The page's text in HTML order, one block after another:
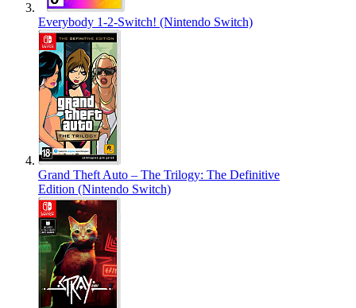
Everybody 1-2-Switch! (Nintendo Switch)
Grand Theft Auto – The Trilogy: The Definitive
Edition (Nintendo Switch)